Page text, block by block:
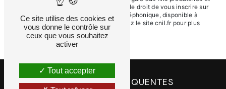
de gestion des contentieux. Vous avez le droit de vous inscrire sur
la liste d'opposition au démarchage téléphonique, disponible à
cette adresse:Bloctel.gouv.fr. Consultez le site cnil.fr pour plus
d’informations sur vos droits.
RECHERCHES FRÉQUENTES
Ce site utilise des cookies et
vous donne le contrôle sur
ceux que vous souhaitez
activer
Tout accepter